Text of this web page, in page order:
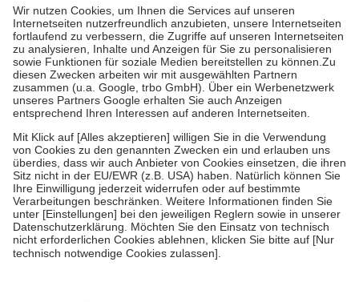
Grundsätzlich leisten Mitglieder Zuzahlungen in Höhe von zehn
Prozent des Abgabepreises,mindestensjedochfünf Euround
höchstens zehn Euro.Es sind jedoch nie mehr als die tatsächlichen
Kosten der Leistung zu entrichten.
Diese Regeln gelten grundsätzlich auch für Online-Apotheken.
Bei Heilmitteln und häuslicher Krankenpflege beträgt die
Zuzahlung zehn Prozent der Kosten sowie zehn Euro je
Um das Engagement der Versicherten für ihre eigene Gesundheit zu
stärken und die besondere Stellung der Familie zu unterstützen,
fallenkeine Zuzahlungen an bei:
• Kindern und Jugendlichen bis zum vollendeten 18. Lebensjahr
mit Ausnahme der Fahrkosten
• Untersuchungen zur Vorsorge und Früherkennung, die von der
GKV getragen werden
• empfohlenen Schutzimpfungen